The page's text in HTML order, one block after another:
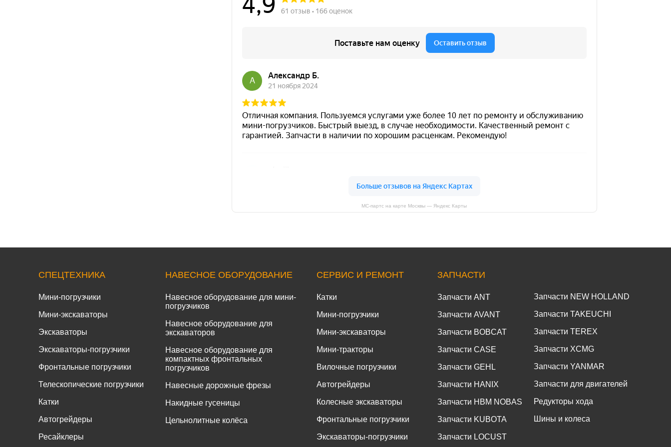
МС-партс на карте Москвы — Яндекс Карты
СПЕЦТЕХНИКА
Мини-погрузчики
Мини-экскаваторы
Экскаваторы
Экскаваторы-погрузчики
Фронтальные погрузчики
Телескопические погрузчики
Катки
Автогрейдеры
Ресайклеры
НАВЕСНОЕ ОБОРУДОВАНИЕ
Навесное оборудование для мини-
погрузчиков
Навесное оборудование для
экскаваторов
Навесное оборудование для
компактных фронтальных
погрузчиков
Навесные дорожные фрезы
Накидные гусеницы
Цельнолитные колёса
СЕРВИС И РЕМОНТ
Катки
Мини-погрузчики
Мини-экскаваторы
Мини-тракторы
Вилочные погрузчики
Автогрейдеры
Колесные экскаваторы
Фронтальные погрузчики
Экскаваторы-погрузчики
ЗАПЧАСТИ
Запчасти ANT
Запчасти AVANT
Запчасти BOBCAT
Запчасти CASE
Запчасти GEHL
Запчасти HANIX
Запчасти HBM NOBAS
Запчасти KUBOTA
Запчасти LOCUST
Запчасти NEW HOLLAND
Запчасти TAKEUCHI
Запчасти TEREX
Запчасти XCMG
Запчасти YANMAR
Запчасти для двигателей
Редукторы хода
Шины и колеса